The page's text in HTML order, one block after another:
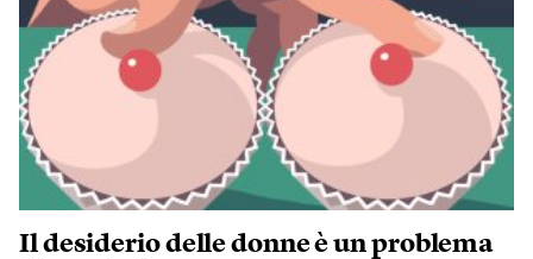
Il desiderio delle donne è un problema